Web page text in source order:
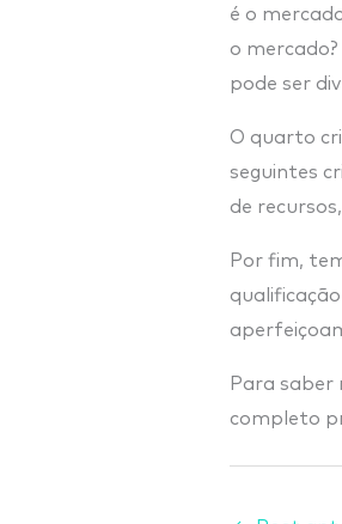
é o
o
pode ser
O quarto
seguintes
de
Por fim,
Para saber
completo